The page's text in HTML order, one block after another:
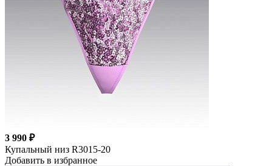
3 990 ₽
Купальный низ R3015-20
Добавить в избранное